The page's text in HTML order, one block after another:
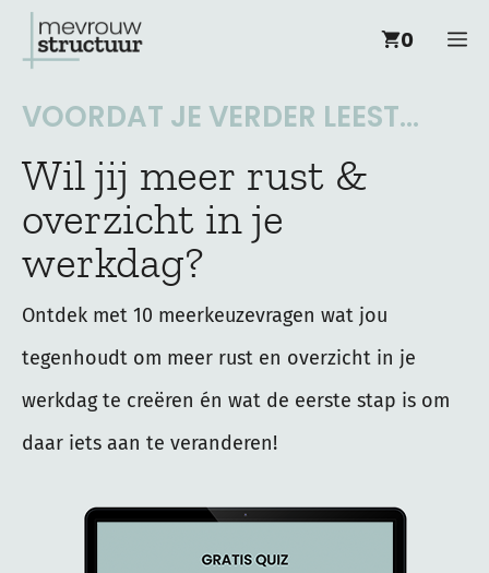
naar
0
VOORDAT JE VERDER LEEST...
Wil jij meer rust &
overzicht in je
werkdag?
Ontdek met 10 meerkeuzevragen wat jou
tegenhoudt om meer rust en overzicht in je
werkdag te creëren én wat de eerste stap is om
daar iets aan te veranderen!